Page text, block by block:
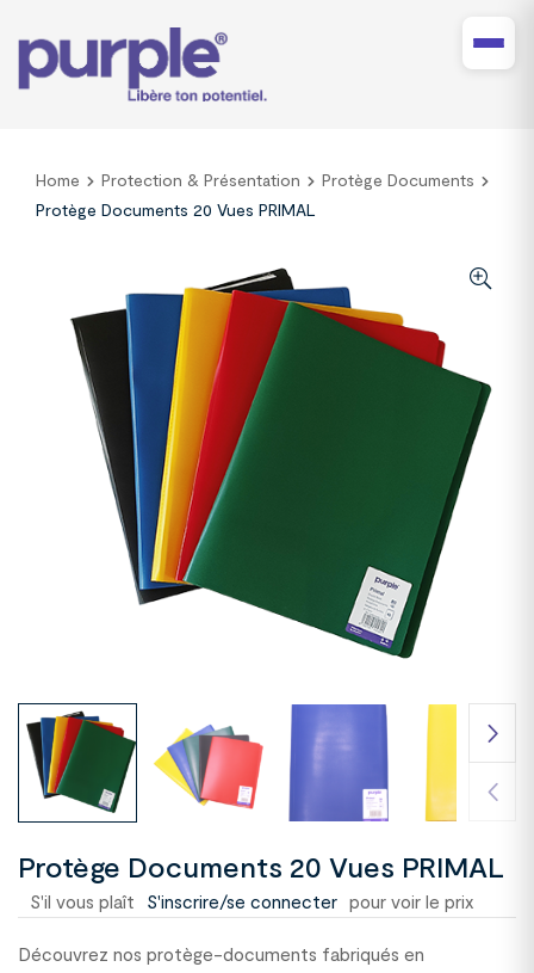
Home Protection & Présentation
Protège Documents
Protège Documents 20 Vues PRIMAL
Protège Documents 20 Vues PRIMAL
S'il vous plaît S'inscrire/se connecter pour voir le prix
Découvrez nos protège-documents fabriqués en